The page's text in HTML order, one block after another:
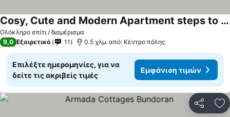
Ολόκληρο σπίτι / διαμέρισμα
Cosy, Cute and Modern Apartment steps to the beach
Εμφάνιση τιμών
9,0 Εξαιρετικό 11 0.5 χλμ. από: Κέντρο πόλης
Επιλέξτε ημερομηνίες, για να
δείτε τις ακριβείς τιμές
Εμφάνιση τιμών